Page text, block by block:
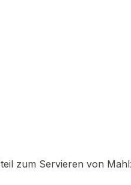
zum Servieren von